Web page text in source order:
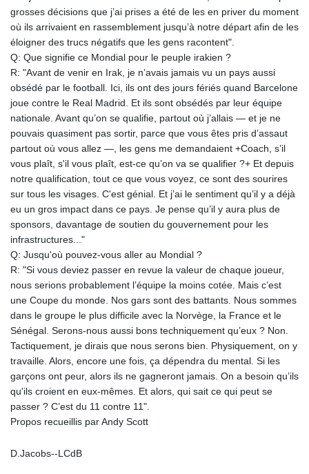
LRD 208.366759
LSL 18.828807
LTL 3.402172
LVL 0.696959
LYD 7.358683
MAD 10.770417
MDL 20.085595
MGA 4963.135313
MKD 61.539077
MMK 2419.122624
MNT 4143.388184
MOP 9.327593
MRU 46.278586
MUR 54.234774
MVR 17.813278
MXN 19.815707
MYR 4.711847
MZN 73.643798
NAD 18.828807
NGN 1572.383836
NIO 42.477873
NOK 10.994271
NPR 175.774208
NZD 1.965005
OMR 0.443012
grosses décisions que j’ai prises a été de les en priver du moment
où ils arrivaient en rassemblement jusqu’à notre départ afin de les
éloigner des trucs négatifs que les gens racontent".
Q: Que signifie ce Mondial pour le peuple irakien ?
R: "Avant de venir en Irak, je n’avais jamais vu un pays aussi
obsédé par le football. Ici, ils ont des jours fériés quand Barcelone
joue contre le Real Madrid. Et ils sont obsédés par leur équipe
nationale. Avant qu’on se qualifie, partout où j’allais — et je ne
pouvais quasiment pas sortir, parce que vous êtes pris d’assaut
partout où vous allez —, les gens me demandaient +Coach, s’il
vous plaît, s'il vous plaît, est-ce qu’on va se qualifier ?+ Et depuis
notre qualification, tout ce que vous voyez, ce sont des sourires
sur tous les visages. C'est génial. Et j’ai le sentiment qu’il y a déjà
eu un gros impact dans ce pays. Je pense qu’il y aura plus de
sponsors, davantage de soutien du gouvernement pour les
infrastructures..."
Q: Jusqu'où pouvez-vous aller au Mondial ?
R: "Si vous deviez passer en revue la valeur de chaque joueur,
nous serions probablement l’équipe la moins cotée. Mais c’est
une Coupe du monde. Nos gars sont des battants. Nous sommes
dans le groupe le plus difficile avec la Norvège, la France et le
Sénégal. Serons-nous aussi bons techniquement qu’eux ? Non.
Tactiquement, je dirais que nous serons bien. Physiquement, on y
travaille. Alors, encore une fois, ça dépendra du mental. Si les
garçons ont peur, alors ils ne gagneront jamais. On a besoin qu’ils
qu'ils croient en eux-mêmes. Et alors, qui sait ce qui peut se
passer ? C’est du 11 contre 11".
Propos recueillis par Andy Scott
D.Jacobs--LCdB